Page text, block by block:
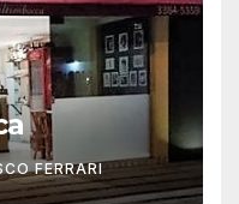
FERRARI